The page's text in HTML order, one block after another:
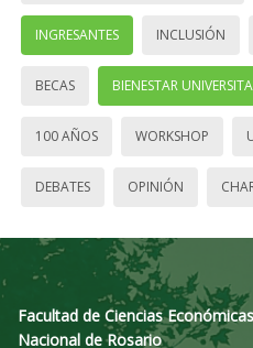
INGRESANTES INCLUSIÓN
BECAS BIENESTAR
100 AÑOS WORKSHOP
DEBATES OPINIÓN
Facultad de Ciencias
Nacional de Rosario